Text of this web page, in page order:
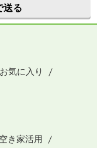
送る
お気に入り
き家活用